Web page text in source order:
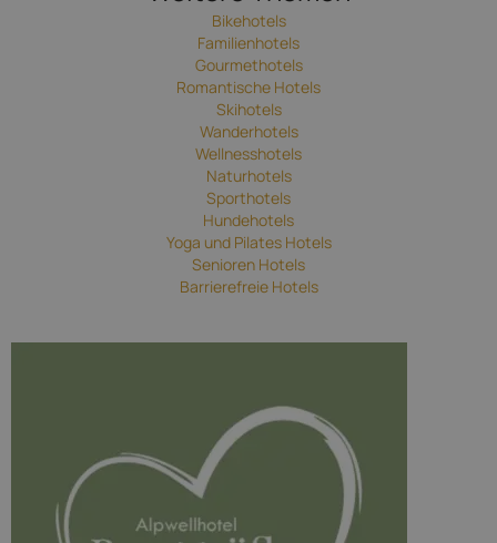
Bikehotels
Familienhotels
Gourmethotels
Romantische Hotels
Skihotels
Wanderhotels
Wellnesshotels
Naturhotels
Sporthotels
Hundehotels
Yoga und Pilates Hotels
Senioren Hotels
Barrierefreie Hotels